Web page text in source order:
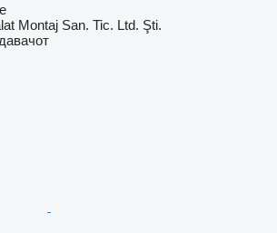
Montaj San. Tic. Ltd. Şti.